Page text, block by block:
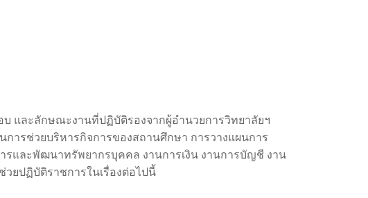
และลักษณะงานที่ปฏิบัติรองจากผู้อำนวยการวิทยาลัยฯ
ารช่วยบริหารกิจการของสถานศึกษา การวางแผนการ
และพัฒนาทรัพยากรบุคคล งานการเงิน งานการบัญชี งาน
ยปฏิบัติราชการในเรื่องต่อไปนี้